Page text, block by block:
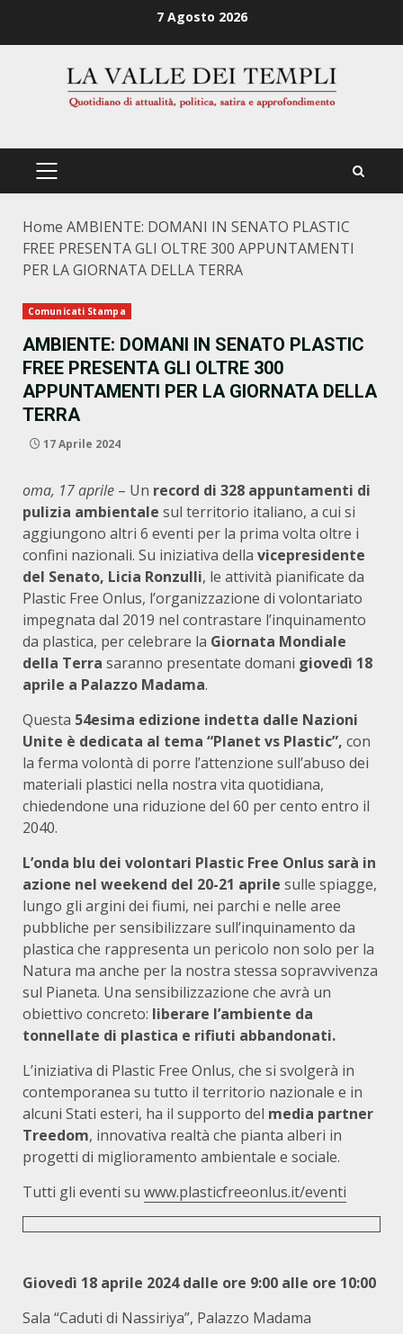
7 Agosto 2026
PRIMÄRES
Home AMBIENTE: DOMANI IN SENATO PLASTIC
FREE PRESENTA GLI OLTRE 300 APPUNTAMENTI
PER LA GIORNATA DELLA TERRA
Comunicati Stampa
AMBIENTE: DOMANI IN SENATO PLASTIC
FREE PRESENTA GLI OLTRE 300
APPUNTAMENTI PER LA GIORNATA DELLA
TERRA
17 Aprile 2024
oma, 17 aprile – Un record di 328 appuntamenti di
pulizia ambientale sul territorio italiano, a cui si
aggiungono altri 6 eventi per la prima volta oltre i
confini nazionali. Su iniziativa della vicepresidente
del Senato, Licia Ronzulli, le attività pianificate da
Plastic Free Onlus, l’organizzazione di volontariato
impegnata dal 2019 nel contrastare l’inquinamento
da plastica, per celebrare la Giornata Mondiale
della Terra saranno presentate domani giovedì 18
aprile a Palazzo Madama.
Questa 54esima edizione indetta dalle Nazioni
Unite è dedicata al tema “Planet vs Plastic”, con
la ferma volontà di porre l’attenzione sull’abuso dei
materiali plastici nella nostra vita quotidiana,
chiedendone una riduzione del 60 per cento entro il
2040.
L’onda blu dei volontari Plastic Free Onlus sarà in
azione nel weekend del 20-21 aprile sulle spiagge,
lungo gli argini dei fiumi, nei parchi e nelle aree
pubbliche per sensibilizzare sull’inquinamento da
plastica che rappresenta un pericolo non solo per la
Natura ma anche per la nostra stessa sopravvivenza
sul Pianeta. Una sensibilizzazione che avrà un
obiettivo concreto: liberare l’ambiente da
tonnellate di plastica e rifiuti abbandonati.
L’iniziativa di Plastic Free Onlus, che si svolgerà in
contemporanea su tutto il territorio nazionale e in
alcuni Stati esteri, ha il supporto del media partner
Treedom, innovativa realtà che pianta alberi in
progetti di miglioramento ambientale e sociale.
Tutti gli eventi su www.plasticfreeonlus.it/eventi
Giovedì 18 aprile 2024 dalle ore 9:00 alle ore 10:00
Sala “Caduti di Nassiriya”, Palazzo Madama